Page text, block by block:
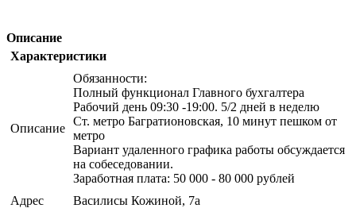
Описание
Характеристики
Описание
Обязанности:
Полный функционал Главного бухгалтера
Рабочий день 09:30 -19:00. 5/2 дней в неделю
Ст. метро Багратионовская, 10 минут пешком от
метро
Вариант удаленного графика работы обсуждается
на собеседовании.
Заработная плата: 50 000 - 80 000 рублей
Адрес
Василисы Кожиной, 7а